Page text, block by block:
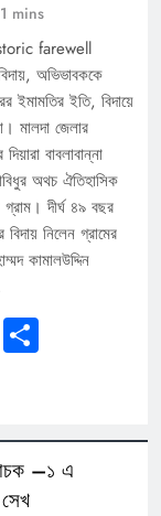
1 mins
farewell
অভিভাবককে
ইমামতির ইতি, বিদায়ে
মালদা জেলার
বাবলাবান্না
অথচ ঐতিহাসিক
গ্রাম। দীর্ঘ ৪৯ বছর
নিলেন গ্রামের
কামালউদ্দিন
Share
–১ এ